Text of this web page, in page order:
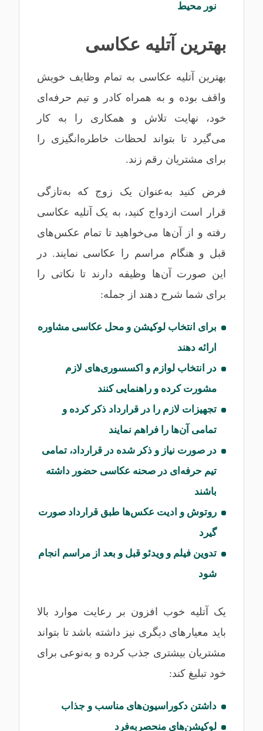
نور محیط
بهترین آتلیه عکاسی
بهترین آتلیه عکاسی به تمام وظایف خویش
واقف بوده و به همراه کادر و تیم حرفه‌ای
خود، نهایت تلاش و همکاری را به کار
می‌گیرد تا بتواند لحظات خاطره‌انگیزی را
برای مشتریان رقم زند.
فرض کنید به‌عنوان یک زوج که به‌تازگی
قرار است ازدواج کنید، به یک آتلیه عکاسی
رفته و از آن‌ها می‌خواهید تا تمام عکس‌های
قبل و هنگام مراسم را عکاسی نمایند. در
این صورت آن‌ها وظیفه دارند تا نکاتی را
برای شما شرح دهند از جمله:
برای انتخاب لوکیشن و محل عکاسی مشاوره
ارائه دهند
در انتخاب لوازم و اکسسوری‌های لازم
مشورت کرده و راهنمایی کنند
تجهیزات لازم را در قرارداد ذکر کرده و
تمامی آن‌ها را فراهم نمایند
در صورت نیاز و ذکر شده در قرارداد، تمامی
تیم حرفه‌ای در صحنه عکاسی حضور داشته
باشند
روتوش و ادیت عکس‌ها طبق قرارداد صورت
گیرد
تدوین فیلم و ویدئو قبل و بعد از مراسم انجام
شود
یک آتلیه خوب افزون بر رعایت موارد بالا
باید معیارهای دیگری نیز داشته باشد تا بتواند
مشتریان بیشتری جذب کرده و به‌نوعی برای
خود تبلیغ کند:
داشتن دکوراسیون‌های مناسب و جذاب
لوکیشن‌های منحصربه‌فرد